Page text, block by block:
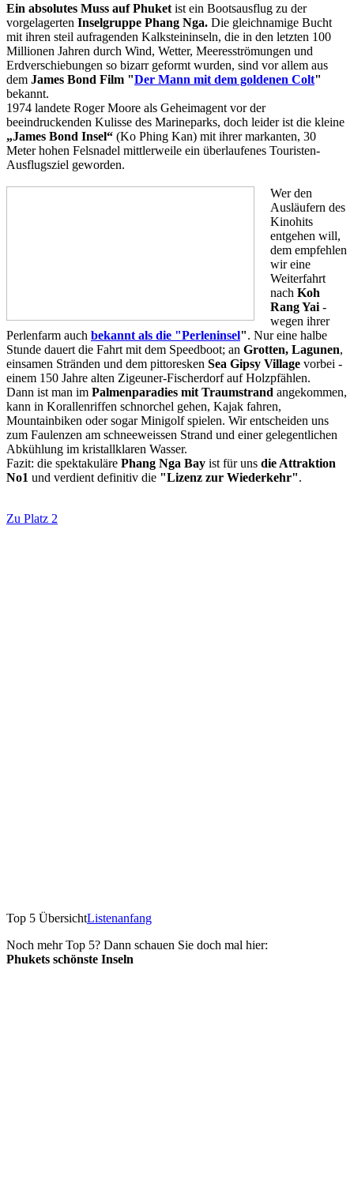
Ein absolutes Muss auf Phuket ist ein Bootsausflug zu der
vorgelagerten Inselgruppe Phang Nga. Die gleichnamige Bucht
mit ihren steil aufragenden Kalksteininseln, die in den letzten 100
Millionen Jahren durch Wind, Wetter, Meeresströmungen und
Erdverschiebungen so bizarr geformt wurden, sind vor allem aus
dem James Bond Film "Der Mann mit dem goldenen Colt"
bekannt.
1974 landete Roger Moore als Geheimagent vor der
beeindruckenden Kulisse des Marineparks, doch leider ist die kleine
„James Bond Insel“ (Ko Phing Kan) mit ihrer markanten, 30
Meter hohen Felsnadel mittlerweile ein überlaufenes Touristen-
Ausflugsziel geworden.
Wer den
Ausläufern des
Kinohits
entgehen will,
dem empfehlen
wir eine
Weiterfahrt
nach Koh
Rang Yai -
wegen ihrer
Perlenfarm auch bekannt als die "Perleninsel". Nur eine halbe
Stunde dauert die Fahrt mit dem Speedboot; an Grotten, Lagunen,
einsamen Stränden und dem pittoresken Sea Gipsy Village vorbei -
einem 150 Jahre alten Zigeuner-Fischerdorf auf Holzpfählen.
Dann ist man im Palmenparadies mit Traumstrand angekommen,
kann in Korallenriffen schnorchel gehen, Kajak fahren,
Mountainbiken oder sogar Minigolf spielen. Wir entscheiden uns
zum Faulenzen am schneeweissen Strand und einer gelegentlichen
Abkühlung im kristallklaren Wasser.
Fazit: die spektakuläre Phang Nga Bay ist für uns die Attraktion
No1 und verdient definitiv die "Lizenz zur Wiederkehr".
Zu Platz 2
Top 5 ÜbersichtListenanfang
Noch mehr Top 5? Dann schauen Sie doch mal hier:
Phukets schönste Inseln